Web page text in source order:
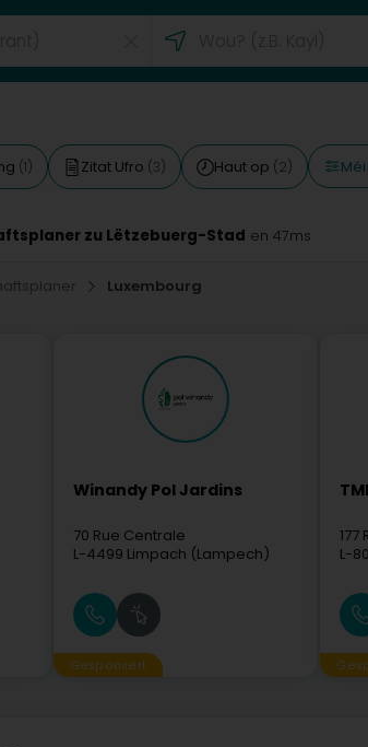
(1) Zitat Ufro (3) Haut op (2)
zu Lëtzebuerg-Stad en 47ms
Luxembourg
Winandy Pol Jardins
70 Rue Centrale
L-4499 Limpach (Lampech)
Gesponsert
L-